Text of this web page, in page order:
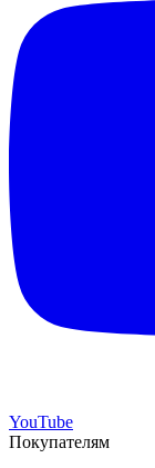
YouTube
Покупателям